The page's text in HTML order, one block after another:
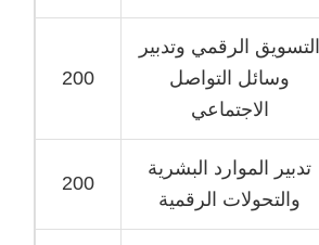
التسويق الرقمي وتدبير
وسائل التواصل
الاجتماعي
200
تدبير الموارد البشرية
والتحولات الرقمية
200